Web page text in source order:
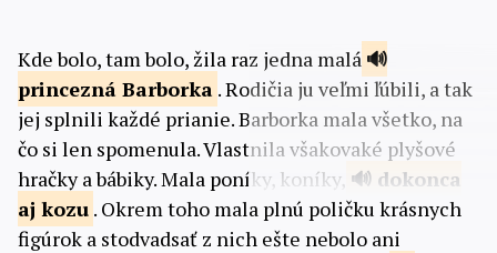
Kde bolo, tam bolo, žila raz jedna malá
princezná Barborka . Rodičia ju veľmi ľúbili, a tak
jej splnili každé prianie. Barborka mala všetko, na
čo si len spomenula. Vlastnila všakovaké plyšové
hračky a bábiky. Mala poníky, koníky,
dokonca
aj kozu . Okrem toho mala plnú poličku krásnych
figúrok a stodvadsať z nich ešte nebolo ani